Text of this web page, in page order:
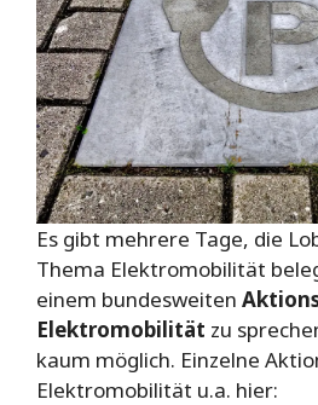
Es gibt mehrere Tage, die
Thema Elektromobilität
einem bundesweiten
Elektromobilität zu
kaum möglich. Einzelne
Elektromobilität u.a. hier: